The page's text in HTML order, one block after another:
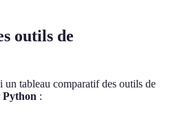
outils de
tableau comparatif des outils de
Python :